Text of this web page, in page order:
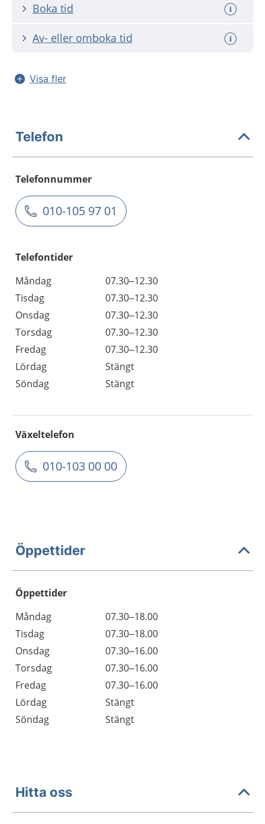
Boka tid
Av- eller omboka tid
Visa fler
Telefon
Telefonnummer
010-105 97 01
Telefontider
Måndag
07.30–12.30
Tisdag
07.30–12.30
Onsdag
07.30–12.30
Torsdag
07.30–12.30
Fredag
07.30–12.30
Lördag
Stängt
Söndag
Stängt
Växeltelefon
010-103 00 00
Öppettider
Öppettider
Dag
Öppettider
Kommentarer
Måndag
07.30–18.00
Tisdag
07.30–18.00
Onsdag
07.30–16.00
Torsdag
07.30–16.00
Fredag
07.30–16.00
Lördag
Stängt
Söndag
Stängt
Hitta oss